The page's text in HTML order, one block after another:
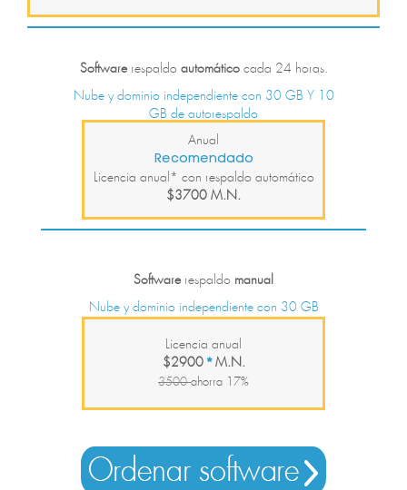
Softwarerespaldo automáticocada 24 horas.
Nube y dominio independiente con 30 GB Y 10
GB de autorespaldo
Anual
Recomendado
Licencia anual* con respaldo automático
$3700 M.N.
Softwarerespaldo manual
Nube y dominio independiente con 30 GB
Licencia anual
$2900 * M.N.
3500ahorra 17%